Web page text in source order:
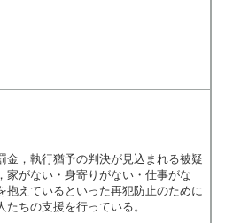
金，執行猶予の判決が見込まれる被疑
家がない・身寄りがない・仕事がな
抱えているといった再犯防止のために
ちの支援を行っている。